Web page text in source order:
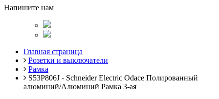
Напишите нам
Главная страница
Розетки и выключатели
Рамка
S53P806J - Schneider Electric Odace Полированный
алюминий/Алюминий Рамка 3-ая